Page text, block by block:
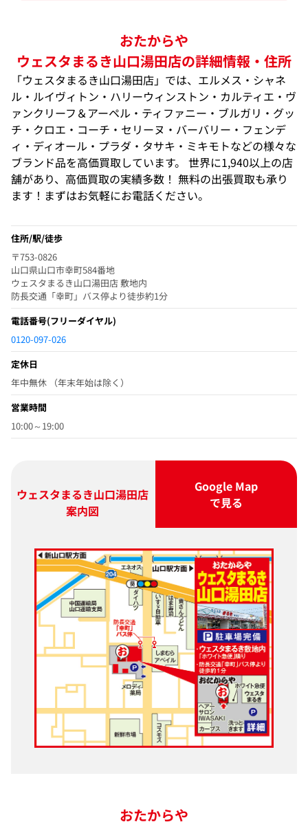
おたからや
ウェスタまるき山口湯田店の詳細情報・住所
「ウェスタまるき山口湯田店」では、エルメス・シャネ
ル・ルイヴィトン・ハリーウィンストン・カルティエ・ヴ
ァンクリーフ＆アーペル・ティファニー・ブルガリ・グッ
チ・クロエ・コーチ・セリーヌ・バーバリー・フェンデ
ィ・ディオール・プラダ・タサキ・ミキモトなどの様々な
ブランド品を高価買取しています。 世界に1,940以上の店
舗があり、高価買取の実績多数！ 無料の出張買取も承り
ます！まずはお気軽にお電話ください。
住所/駅/徒歩
〒753-0826
山口県山口市幸町584番地
ウェスタまるき山口湯田店 敷地内
防長交通「幸町」バス停より徒歩約1分
電話番号(フリーダイヤル)
0120-097-026
定休日
年中無休 （年末年始は除く）
営業時間
10:00～19:00
ウェスタまるき山口湯田店
案内図
Google Map
で見る
おたからや